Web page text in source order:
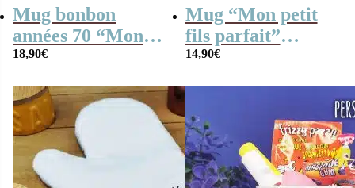
Mug bonbon
années 70 “Mon
petit fils parfait” –
papy personnalisé
18,90€
Mug “Mon petit
fils parfait”
personnalisé et ses
x5 – cadeau papy
mamie
14,90€